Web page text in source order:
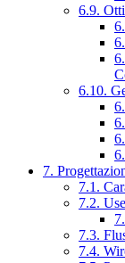
6.9.
6.10.
7.
7.1.
7.2.
7.3.
7.4.